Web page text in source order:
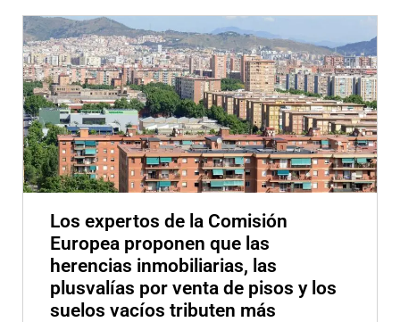
Los expertos de la Comisión
Europea proponen que las
herencias inmobiliarias, las
plusvalías por venta de pisos y los
suelos vacíos tributen más